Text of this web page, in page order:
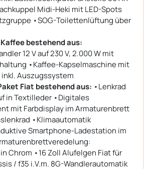
Midi-Heki mit LED-Spots
•SOG-Toilettenlüftung über
bestehend aus:
12 V auf 230 V, 2.000 W mit
•Kaffee-Kapselmaschine mit
Auszugssystem
Fiat bestehend aus: •Lenkrad
in Textilleder •Digitales
mit Farbdisplay im Armaturenbrett
•Klimaautomatik
Smartphone-Ladestation im
Chrom •16 Zoll Alufelgen Fiat für
/ f35 i.V.m. 8G-Wandlerautomatik